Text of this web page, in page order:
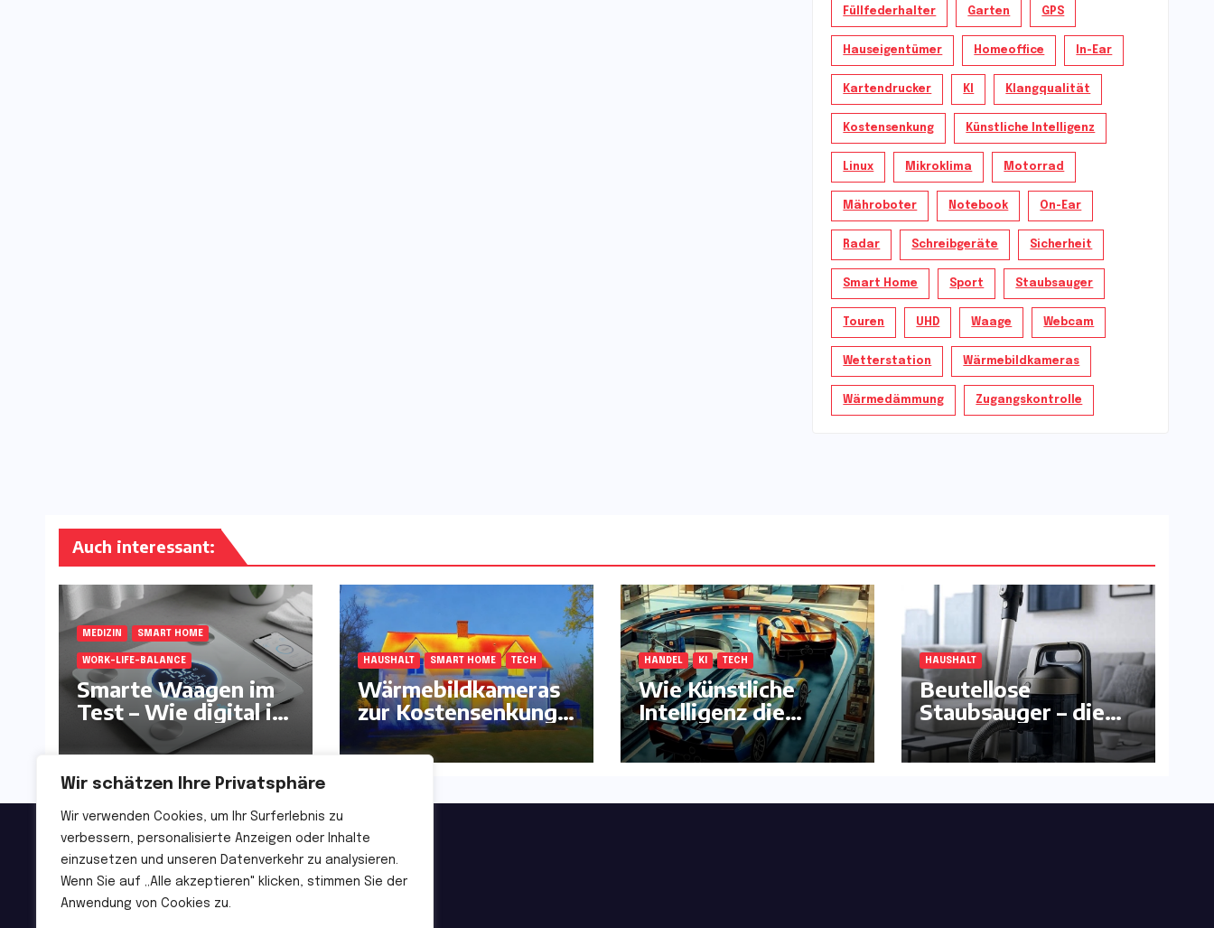
Wir schätzen Ihre Privatsphäre
Wir verwenden Cookies, um Ihr Surferlebnis zu
verbessern, personalisierte Anzeigen oder Inhalte
einzusetzen und unseren Datenverkehr zu analysieren.
Wenn Sie auf „Alle akzeptieren" klicken, stimmen Sie der
Anwendung von Cookies zu.
Füllfederhalter Garten GPS
Hauseigentümer Homeoffice In-Ear
Kartendrucker KI Klangqualität
Kostensenkung Künstliche Intelligenz
Linux Mikroklima Motorrad
Mähroboter Notebook On-Ear
Radar Schreibgeräte Sicherheit
Smart Home Sport Staubsauger
Touren UHD Waage Webcam
Wetterstation Wärmebildkameras
Wärmedämmung Zugangskontrolle
Auch interessant:
MEDIZIN SMART HOME
WORK-LIFE-BALANCE
Smarte Waagen im
Test – Wie digital ist
unser Körper?:
HAUSHALT SMART HOME TECH
Wärmebildkameras
zur Kostensenkung –
und mehr !
HANDEL KI TECH
Wie Künstliche
Intelligenz die
klassische
Autorennbahn
erfindet
HAUSHALT
Beutellose
Staubsauger – die
komfortable
Alternative ?
Deutsche Handelszeitung
Von Profis. Für Profis.